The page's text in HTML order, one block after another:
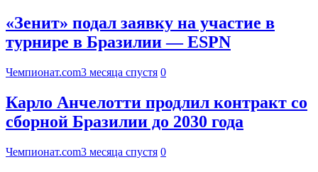
«Зенит» подал заявку на участие в
турнире в Бразилии — ESPN
Чемпионат.com3 месяца спустя 0
Карло Анчелотти продлил контракт со
сборной Бразилии до 2030 года
Чемпионат.com3 месяца спустя 0